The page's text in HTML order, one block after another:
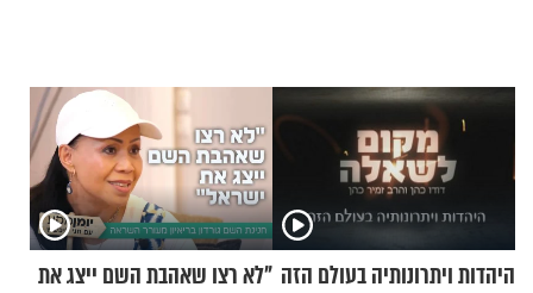
היהדות ויתרונותיה בעולם הזה "לא רצו שאהבת השם ייצג את